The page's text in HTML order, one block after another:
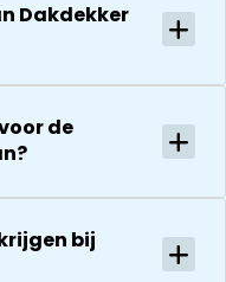
Dakdekker
de
bij